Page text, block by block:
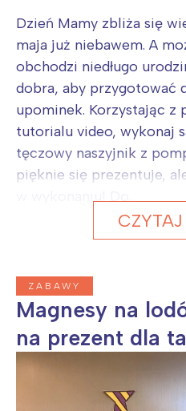
Dzień Mamy zbliża się
maja już niebawem. A
obchodzi niedługo
dobra, aby przygotować
upominek. Korzystając z
tutorialu video, wykonaj
tęczowy naszyjnik z
pięknie się prezentuje,
ZABAWY
Magnesy na
na prezent dla